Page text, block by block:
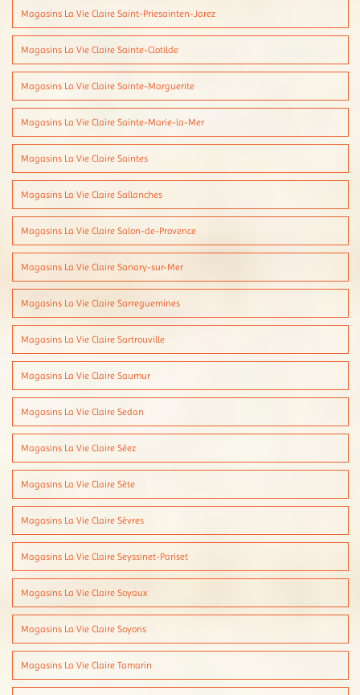
Magasins La Vie Claire Saint-Priesainten-Jarez
Magasins La Vie Claire Sainte-Clotilde
Magasins La Vie Claire Sainte-Marguerite
Magasins La Vie Claire Sainte-Marie-la-Mer
Magasins La Vie Claire Saintes
Magasins La Vie Claire Sallanches
Magasins La Vie Claire Salon-de-Provence
Magasins La Vie Claire Sanary-sur-Mer
Magasins La Vie Claire Sarreguemines
Magasins La Vie Claire Sartrouville
Magasins La Vie Claire Saumur
Magasins La Vie Claire Sedan
Magasins La Vie Claire Séez
Magasins La Vie Claire Sète
Magasins La Vie Claire Sèvres
Magasins La Vie Claire Seyssinet-Pariset
Magasins La Vie Claire Soyaux
Magasins La Vie Claire Soyons
Magasins La Vie Claire Tamarin